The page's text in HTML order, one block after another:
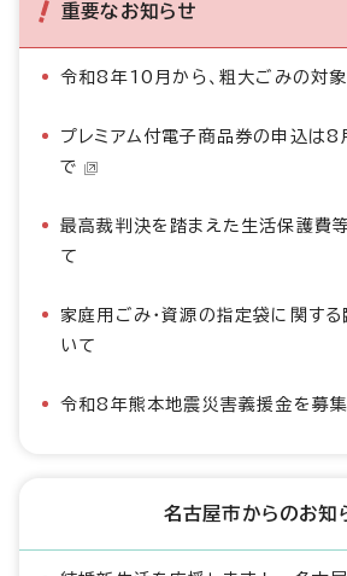
重要なお知らせ
令和8年10月から、粗大ごみの対
プレミアム付電子商品券の申込は8
で
最高裁判決を踏まえた生活保護費
て
家庭用ごみ・資源の指定袋に関す
いて
令和8年熊本地震災害義援金を募
名古屋市からのお知